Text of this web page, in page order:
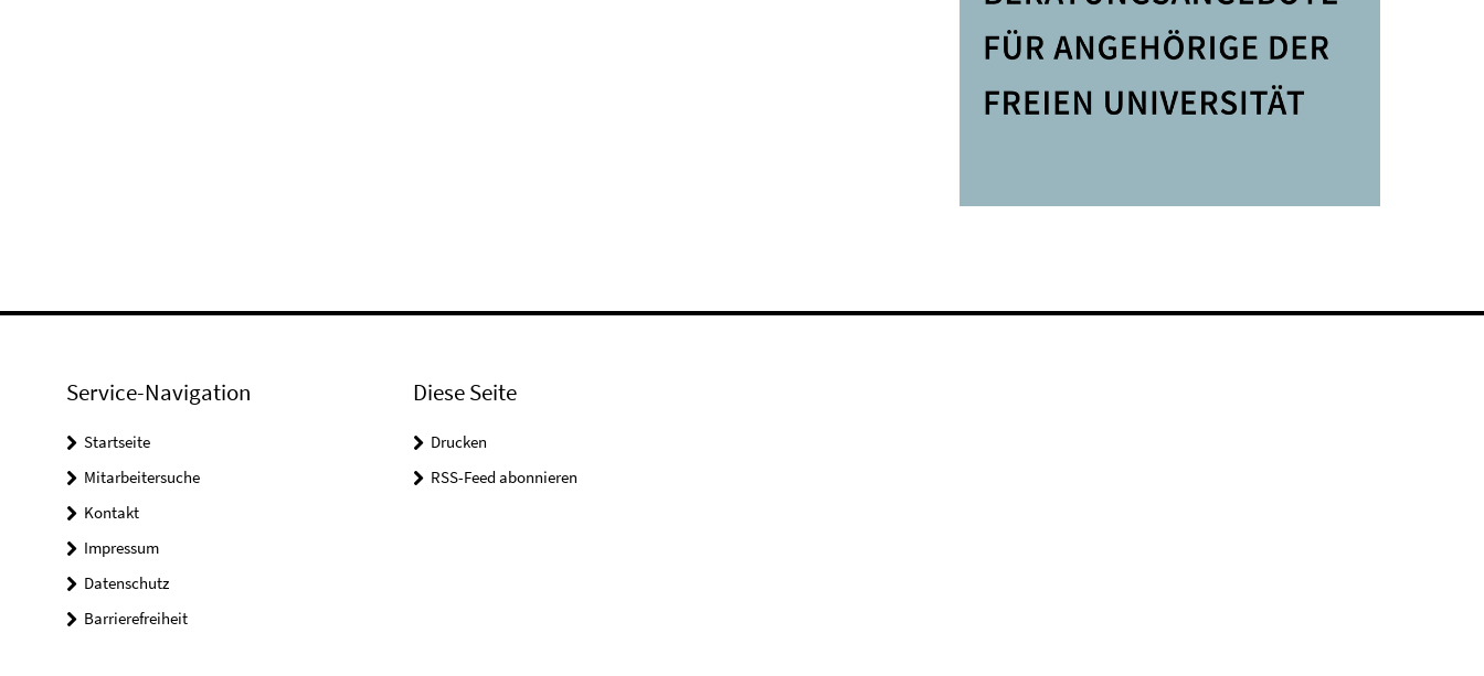
Service-Navigation
Startseite
Mitarbeitersuche
Kontakt
Impressum
Datenschutz
Barrierefreiheit
Diese Seite
Drucken
RSS-Feed abonnieren